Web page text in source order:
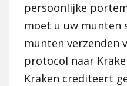
persoonlijke
moet u uw munten
munten verzenden
protocol naar
Kraken crediteert